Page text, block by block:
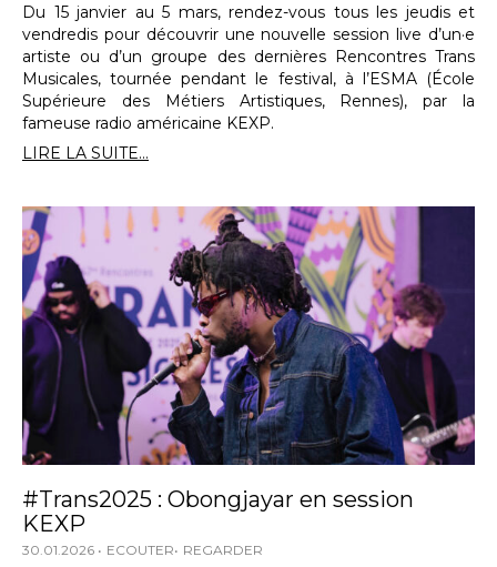
Du 15 janvier au 5 mars, rendez-vous tous les jeudis et
vendredis pour découvrir une nouvelle session live d’un·e
artiste ou d’un groupe des dernières Rencontres Trans
Musicales, tournée pendant le festival, à l’ESMA (École
Supérieure des Métiers Artistiques, Rennes), par la
fameuse radio américaine KEXP.
LIRE LA SUITE...
#Trans2025 : Obongjayar en session
KEXP
30.01.2026 ECOUTER REGARDER